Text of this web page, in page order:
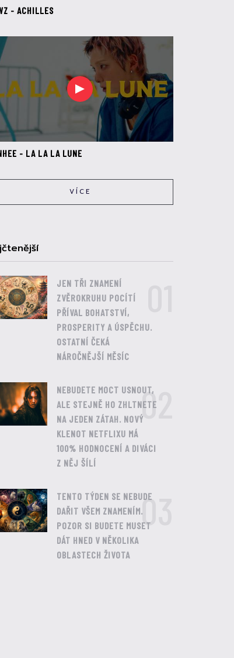
- ACHILLES
- LA LA LA LUNE
VÍCE
JEN TŘI ZNAMENÍ
ZVĚROKRUHU POCÍTÍ
PŘÍVAL BOHATSTVÍ,
PROSPERITY A ÚSPĚCHU.
OSTATNÍ ČEKÁ
NÁROČNĚJŠÍ MĚSÍC
NEBUDETE MOCT USNOUT,
ALE STEJNĚ HO ZHLTNETE
NA JEDEN ZÁTAH. NOVÝ
KLENOT NETFLIXU MÁ
100% HODNOCENÍ A DIVÁCI
Z NĚJ ŠÍLÍ
02
TENTO TÝDEN SE NEBUDE
DAŘIT VŠEM ZNAMENÍM.
POZOR SI BUDETE MUSET
DÁT HNED V NĚKOLIKA
OBLASTECH ŽIVOTA
03